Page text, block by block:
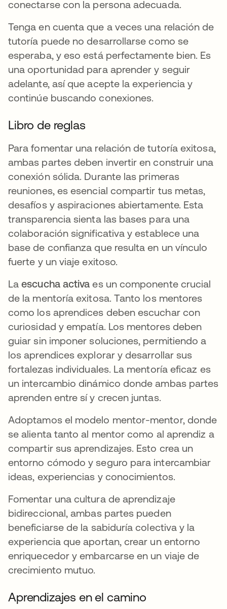
conectarse con la persona adecuada.
Tenga en cuenta que a veces una relación de
tutoría puede no desarrollarse como se
esperaba, y eso está perfectamente bien. Es
una oportunidad para aprender y seguir
adelante, así que acepte la experiencia y
continúe buscando conexiones.
Libro de reglas
Para fomentar una relación de tutoría exitosa,
ambas partes deben invertir en construir una
conexión sólida. Durante las primeras
reuniones, es esencial compartir tus metas,
desafíos y aspiraciones abiertamente. Esta
transparencia sienta las bases para una
colaboración significativa y establece una
base de confianza que resulta en un vínculo
fuerte y un viaje exitoso.
Laescucha activa es un componente crucial
de la mentoría exitosa. Tanto los mentores
como los aprendices deben escuchar con
curiosidad y empatía. Los mentores deben
guiar sin imponer soluciones, permitiendo a
los aprendices explorar y desarrollar sus
fortalezas individuales. La mentoría eficaz es
un intercambio dinámico donde ambas partes
aprenden entre sí y crecen juntas.
Adoptamos el modelo mentor-mentor, donde
se alienta tanto al mentor como al aprendiz a
compartir sus aprendizajes. Esto crea un
entorno cómodo y seguro para intercambiar
ideas, experiencias y conocimientos.
Fomentar una cultura de aprendizaje
bidireccional, ambas partes pueden
beneficiarse de la sabiduría colectiva y la
experiencia que aportan, crear un entorno
enriquecedor y embarcarse en un viaje de
crecimiento mutuo.
Aprendizajes en el camino